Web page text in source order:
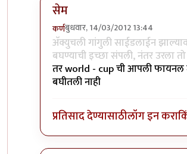
सेम
कर्णबुधवार, 14/03/2012 13:44
In reply toखी खी खी...byसोत्रि
अ‍ॅक्युचली गांगुली साईडलाईन
बघण्याची इच्छा संपली, नंतर उरला
तर world - cup ची आपली फायनल
बघीतली नाही
प्रतिसाद देण्यासाठीलॉग इन करा